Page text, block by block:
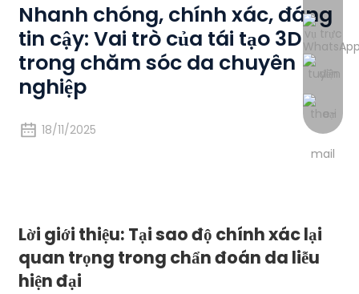
Nhanh chóng, chính xác, đáng
tin cậy: Vai trò của tái tạo 3D
trong chăm sóc da chuyên
nghiệp
18/11/2025
Lời giới thiệu: Tại sao độ chính xác lại
quan trọng trong chẩn đoán da liễu
hiện đại